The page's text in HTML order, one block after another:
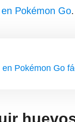
Pokémon Go.
Pokémon Go